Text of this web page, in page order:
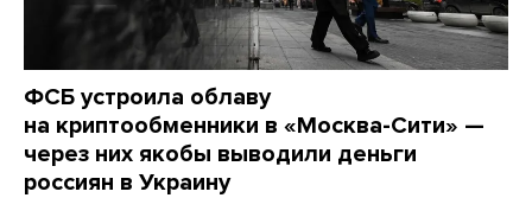
ФСБ устроила облаву
на криптообменники в «Москва-Сити» —
через них якобы выводили деньги
россиян в Украину